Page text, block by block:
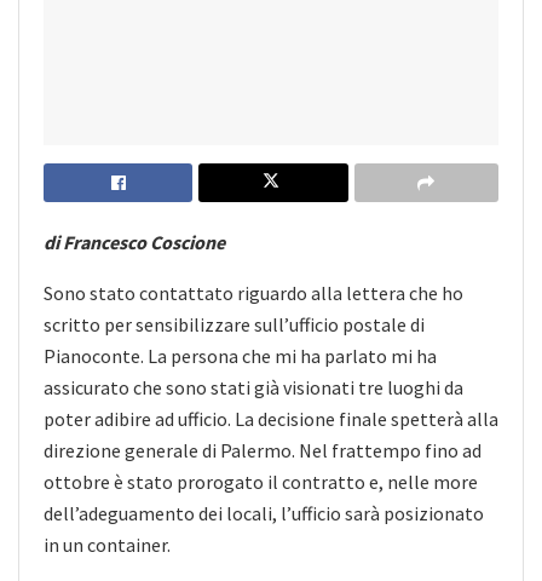
di Francesco Coscione
Sono stato contattato riguardo alla lettera che ho
scritto per sensibilizzare sull’ufficio postale di
Pianoconte. La persona che mi ha parlato mi ha
assicurato che sono stati già visionati tre luoghi da
poter adibire ad ufficio. La decisione finale spetterà alla
direzione generale di Palermo. Nel frattempo fino ad
ottobre è stato prorogato il contratto e, nelle more
dell’adeguamento dei locali, l’ufficio sarà posizionato
in un container.